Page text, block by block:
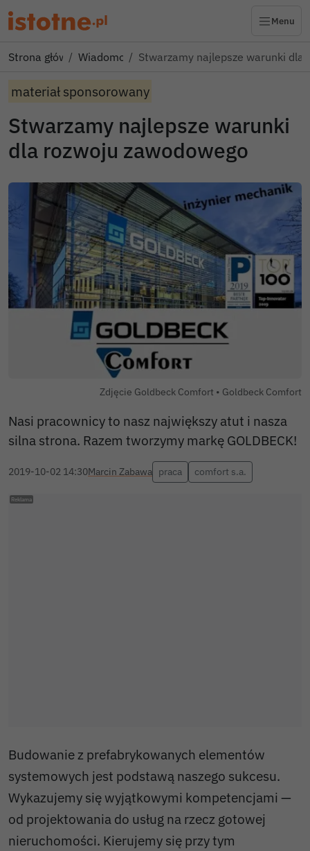
Menu
Strona głównaWiadomościStwarzamy najlepsze warunki dla
materiał sponsorowany
Stwarzamy najlepsze warunki
dla rozwoju zawodowego
Zdjęcie Goldbeck Comfort • Autor zdjęcia:
Goldbeck Comfort
Nasi pracownicy to nasz największy atut i nasza
silna strona. Razem tworzymy markę GOLDBECK!
2019-10-02 14:30Marcin Zabawa praca comfort s.a.
Budowanie z prefabrykowanych elementów
systemowych jest podstawą naszego sukcesu.
Wykazujemy się wyjątkowymi kompetencjami —
od projektowania do usług na rzecz gotowej
nieruchomości. Kierujemy się przy tym